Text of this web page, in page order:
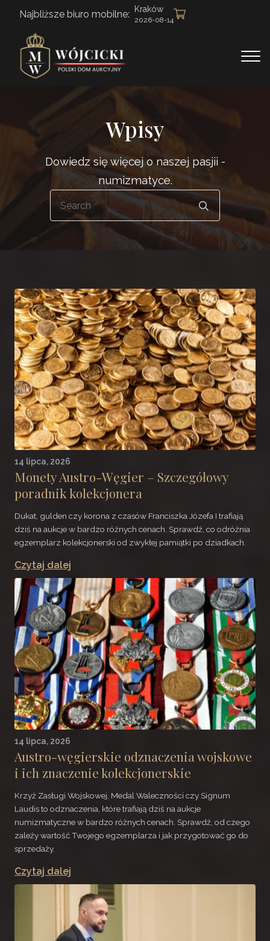
Najbliższe biuro mobilne: Kraków
2026-08-14
Wpisy
Dowiedz się więcej o naszej pasjii -
numizmatyce.
Search
for:
14 lipca, 2026
Monety Austro-Węgier – Szczegółowy
poradnik kolekcjonera
Dukat, gulden czy korona z czasów Franciszka Józefa I trafiają
dziś na aukcje w bardzo różnych cenach. Sprawdź, co odróżnia
egzemplarz kolekcjonerski od zwykłej pamiątki po dziadkach.
Czytaj dalej
14 lipca, 2026
Austro-węgierskie odznaczenia wojskowe
i ich znaczenie kolekcjonerskie
Krzyż Zasługi Wojskowej, Medal Waleczności czy Signum
Laudis to odznaczenia, które trafiają dziś na aukcje
numizmatyczne w bardzo różnych cenach. Sprawdź, od czego
zależy wartość Twojego egzemplarza i jak przygotować go do
sprzedaży.
Czytaj dalej